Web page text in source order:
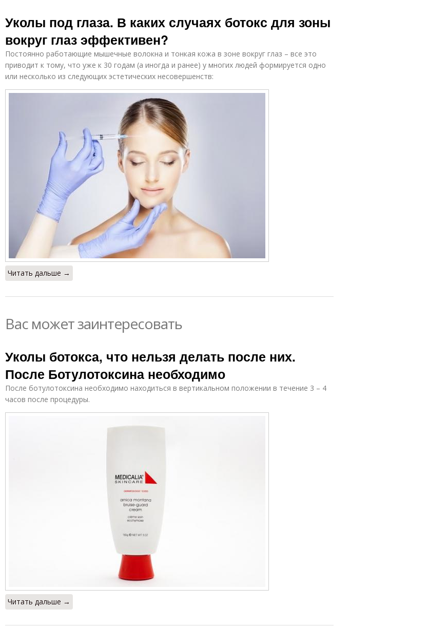
Уколы под глаза. В каких случаях ботокс для зоны
вокруг глаз эффективен?
Постоянно работающие мышечные волокна и тонкая кожа в зоне вокруг глаз – все это
приводит к тому, что уже к 30 годам (а иногда и ранее) у многих людей формируется одно
или несколько из следующих эстетических несовершенств:
Читать дальше →
Вас может заинтересовать
Уколы ботокса, что нельзя делать после них.
После Ботулотоксина необходимо
После ботулотоксина необходимо находиться в вертикальном положении в течение 3 – 4
часов после процедуры.
Читать дальше →